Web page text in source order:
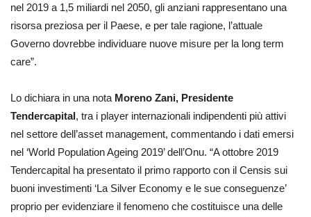
nel 2019 a 1,5 miliardi nel 2050, gli anziani rappresentano una
risorsa preziosa per il Paese, e per tale ragione, l’attuale
Governo dovrebbe individuare nuove misure per la long term
care”.
Lo dichiara in una nota Moreno Zani, Presidente
Tendercapital, tra i player internazionali indipendenti più attivi
nel settore dell’asset management, commentando i dati emersi
nel ‘World Population Ageing 2019’ dell’Onu. “A ottobre 2019
Tendercapital ha presentato il primo rapporto con il Censis sui
buoni investimenti ‘La Silver Economy e le sue conseguenze’
proprio per evidenziare il fenomeno che costituisce una delle